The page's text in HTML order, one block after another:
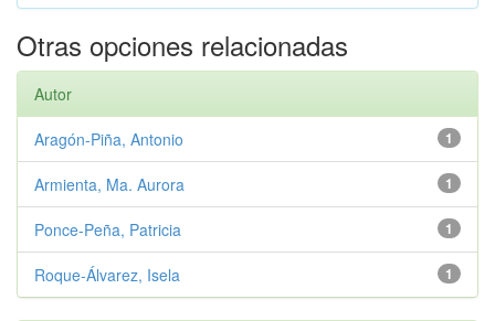
Otras opciones relacionadas
Autor
1
Aragón-Piña, Antonio
1
Armienta, Ma. Aurora
1
Ponce-Peña, Patricia
1
Roque-Álvarez, Isela